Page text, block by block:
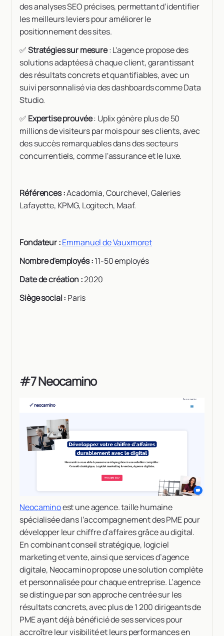
des analyses SEO précises, permettant d’identifier
les meilleurs leviers pour améliorer le
positionnement des sites.
✅Stratégies sur mesure: L'agence propose des
solutions adaptées à chaque client, garantissant
des résultats concrets et quantifiables, avec un
suivi personnalisé via des dashboards comme Data
Studio.
✅ Expertise prouvée: Uplix génère plus de 50
millions de visiteurs par mois pour ses clients, avec
des succès remarquables dans des secteurs
concurrentiels, comme l'assurance et le luxe.
Références :Acadomia, Courchevel, Galeries
Lafayette, KPMG, Logitech, Maaf.
Fondateur :Emmanuel de Vauxmoret
Nombre d'employés :11-50 employés
Date de création :2020
Siège social : Paris
#7 Neocamino
Neocaminoest une agence. taille humaine
spécialisée dans l’accompagnement des PME pour
développer leur chiffre d’affaires grâce au digital.
En combinant conseil stratégique, logiciel
marketing et vente, ainsi que services d’agence
digitale, Neocamino propose une solution complète
et personnalisée pour chaque entreprise. L’agence
se distingue par son approche centrée sur les
résultats concrets, avec plus de 1 200 dirigeants de
PME ayant déjà bénéficié de ses services pour
accroître leur visibilité et leurs performances en